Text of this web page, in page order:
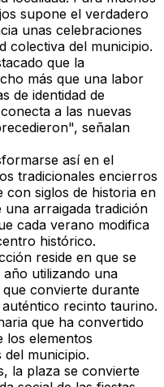
supone el verdadero
unas celebraciones
colectiva del municipio.
que la
más que una labor
de identidad de
a las nuevas
, señalan
así en el
tradicionales encierros
siglos de historia en
una arraigada tradición
cada verano modifica
histórico.
reside en que se
utilizando una
convierte durante
recinto taurino.
que ha convertido
los elementos
municipio.
la plaza se convierte